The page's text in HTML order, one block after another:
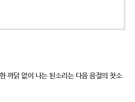
까닭 없이 나는 된소리는 다음 음절의 첫소